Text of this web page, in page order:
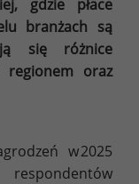
gdzie płace
branżach są
się różnice
regionem oraz
w 2025